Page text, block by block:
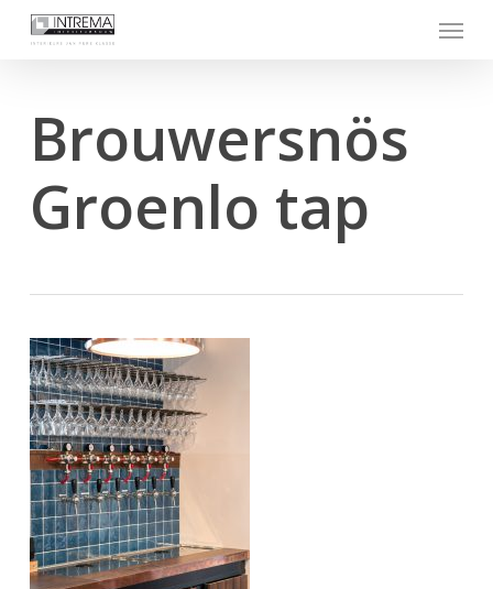
Menu
Brouwersnös
Groenlo tap